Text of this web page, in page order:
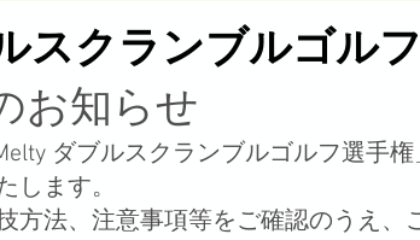
スクランブルゴル
お知らせ
ダブルスクランブルゴルフ選手
します。
方法、注意事項等をご確認のうえ、